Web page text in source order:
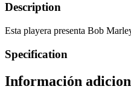
Description
Esta playera presenta Bob
Specification
Información